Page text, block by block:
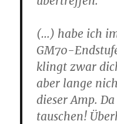
(…) habe ich
GM70-
klingt zwar
aber lange
dieser Amp.
tauschen!